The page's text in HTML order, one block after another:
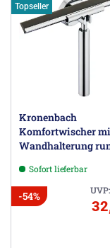
HSK
59939 Olsberg
Topseller
Kronenbach
Komfortwischer
Wandhalterung
Sofort lieferbar
-54%